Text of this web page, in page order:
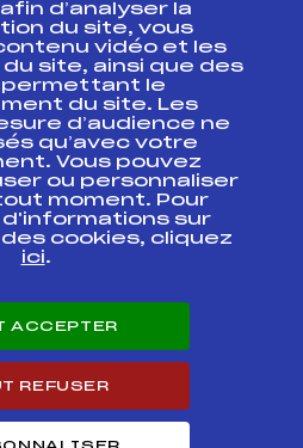
fédéral
Formation, Suivi
d’analyser la
du site, vous
vidéo et les
site, ainsi que des
permettant le
du site. Les
d’audience ne
qu’avec votre
Vous pouvez
ou personnaliser
moment. Pour
sur
cookies, cliquez
ici.
ACCEPTER
REFUSER